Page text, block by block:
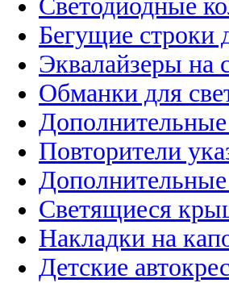
Светодиодные
Бегущие строки
Эквалайзеры на
Обманки для
Повторители
Светящиеся
Накладки на
Детские